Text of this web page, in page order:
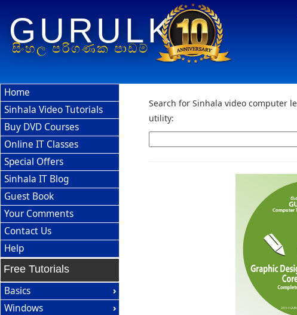
GURULK
සිංහල පරිගණක පාඩම්
Search for Sinhala video computer
utility:
Home
Sinhala Video Tutorials
Buy DVD Courses
Online IT Classes
Special Offers
Sinhala IT Blog
Guest Book
Your Comments
Contact Us
Help
Free Tutorials
Basics
Windows